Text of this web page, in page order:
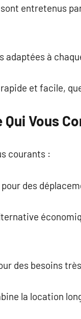
entretenus
à
et facile,
Vous
courants :
des
des besoins
la location